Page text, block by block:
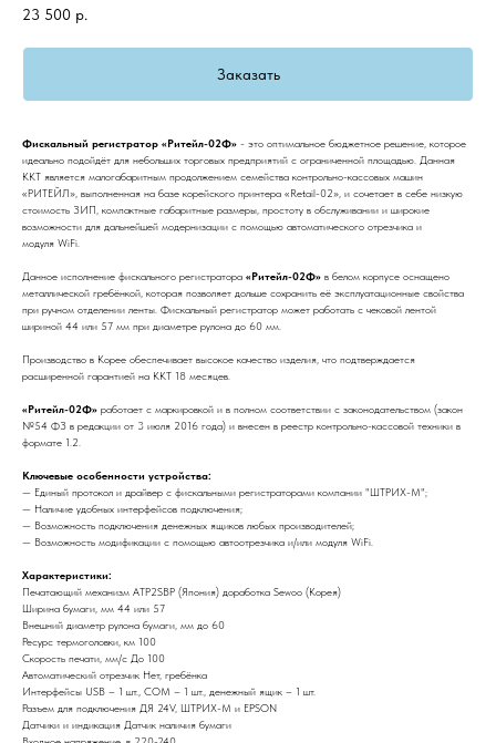
23 500 р.
Заказать
Фискальный регистратор «Ритейл-02Ф» - это оптимальное бюджетное решение, которое
идеально подойдёт для небольших торговых предприятий с ограниченной площадью. Данная
ККТ является малогабаритным продолжением семейства контрольно-кассовых машин
«РИТЕЙЛ», выполненная на базе корейского принтера «Retail-02», и сочетает в себе низкую
стоимость ЗИП, компактные габаритные размеры, простоту в обслуживании и широкие
возможности для дальнейшей модернизации с помощью автоматического отрезчика и
модуля WiFi.
Данное исполнение фискального регистратора «Ритейл-02Ф» в белом корпусе оснащено
металлической гребёнкой, которая позволяет дольше сохранить её эксплуатационные свойства
при ручном отделении ленты. Фискальный регистратор может работать с чековой лентой
шириной 44 или 57 мм при диаметре рулона до 60 мм.
Производство в Корее обеспечивает высокое качество изделия, что подтверждается
расширенной гарантией на ККТ 18 месяцев.
«Ритейл-02Ф» работает с маркировкой и в полном соответствии с законодательством (закон
№54 ФЗ в редакции от 3 июля 2016 года) и внесен в реестр контрольно-кассовой техники в
формате 1.2.
Ключевые особенности устройства:
— Единый протокол и драйвер с фискальными регистраторами компании "ШТРИХ-М";
— Наличие удобных интерфейсов подключения;
— Возможность подключения денежных ящиков любых производителей;
— Возможность модификации с помощью автоотрезчика и/или модуля WiFi.
Характеристики:
Печатающий механизм ATP2SBP (Япония) доработка Sewoo (Корея)
Ширина бумаги, мм 44 или 57
Внешний диаметр рулона бумаги, мм до 60
Ресурс термоголовки, км 100
Скорость печати, мм/с До 100
Автоматический отрезчик Нет, гребёнка
Интерфейсы USB – 1 шт., COM – 1 шт., денежный ящик – 1 шт.
Разъем для подключения ДЯ 24V, ШТРИХ-М и EPSON
Датчики и индикация Датчик наличия бумаги